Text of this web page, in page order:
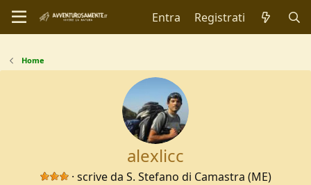
Entra Registrati
Home
alexlicc
· scrive da S. Stefano di Camastra (ME)